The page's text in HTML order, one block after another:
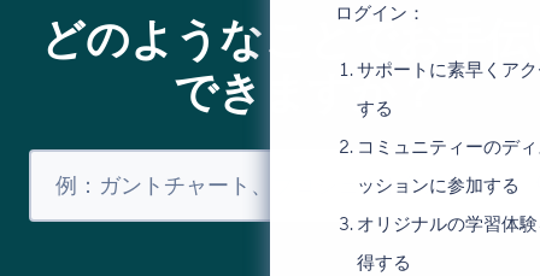
ログイン：
サポートに素早くア
する
コミュニティーのデ
ッションに参加する
オリジナルの学習体
得する
どのようなことでお手
できますか？